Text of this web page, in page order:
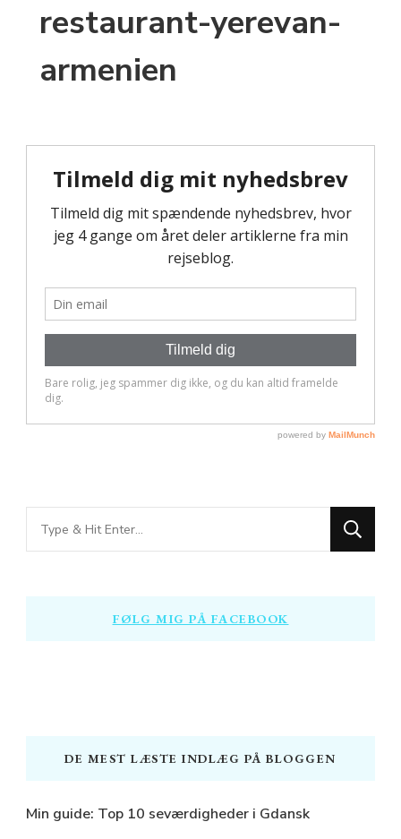
restaurant-yerevan-
armenien
Looking
for
FØLG MIG PÅ FACEBOOK
DE MEST LÆSTE INDLÆG PÅ BLOGGEN
Min guide: Top 10 seværdigheder i Gdansk